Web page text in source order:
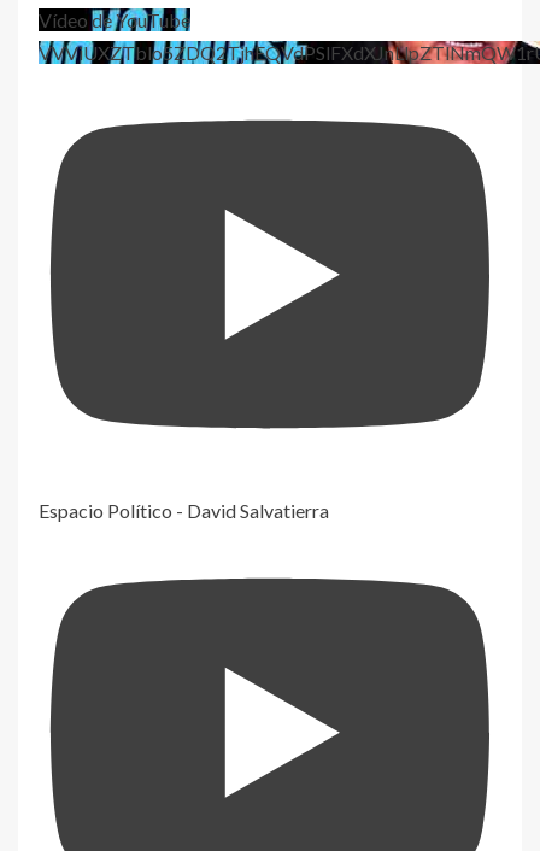
Vídeo de YouTube
Espacio Político - David Salvatierra